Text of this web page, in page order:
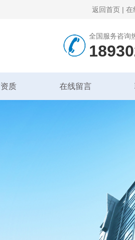
返回首页 | 在
全国服务咨询
质 在线留言